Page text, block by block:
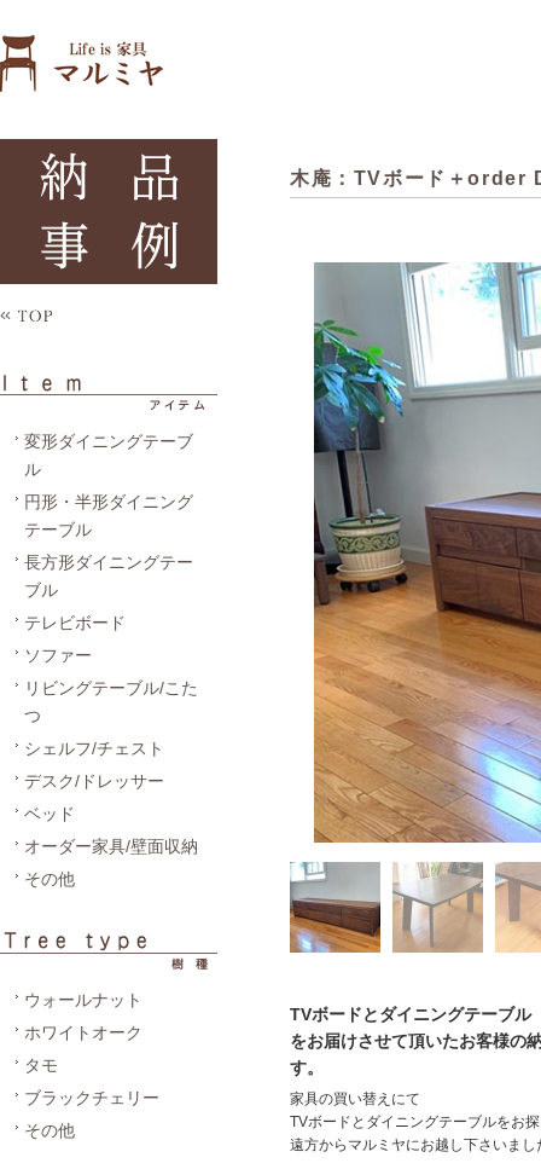
変形ダイニングテーブ
ル
円形・半形ダイニング
テーブル
長方形ダイニングテー
ブル
テレビボード
ソファー
リビングテーブル/こた
つ
シェルフ/チェスト
デスク/ドレッサー
ベッド
オーダー家具/壁面収納
その他
ウォールナット
ホワイトオーク
タモ
ブラックチェリー
その他
木庵：TVボード＋order
TVボードとダイニングテーブル
をお届けさせて頂いたお客様の
す。
家具の買い替えにて
TVボードとダイニングテーブルをお
遠方からマルミヤにお越し下さいまし